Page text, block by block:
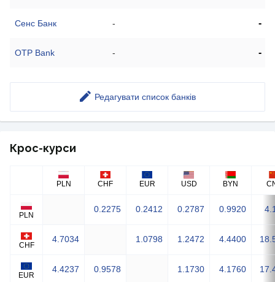
Сенс Банк - -
OTP Bank - -
Редагувати список банків
Крос-курси
PLN CHF EUR USD BYN
PLN
0.2275 0.2412 0.2787 0.9920
CHF
4.7034 1.0798 1.2472 4.4400
EUR
4.4237 0.9578 1.1730 4.1760